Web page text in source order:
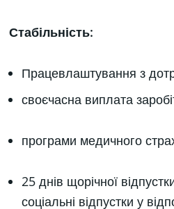
Стабільність:
Працевлаштування з
своєчасна виплата
програми медичного
25 днів щорічної
соціальні відпустки у